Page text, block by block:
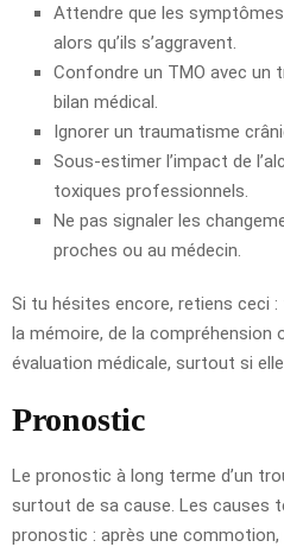
Attendre que les
alors qu’ils s’aggravent.
Confondre un TMO avec un
bilan médical.
Ignorer un traumatisme
Sous-estimer l’impact de
toxiques professionnels.
Ne pas signaler les
proches ou au médecin.
Si tu hésites encore, retiens ceci
la mémoire, de la compréhension
évaluation médicale, surtout si
Pronostic
Le pronostic à long terme d’un
surtout de sa cause. Les causes
pronostic : après une commotion,